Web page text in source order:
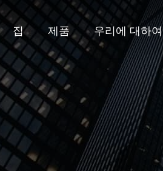
집 제품 우리에 대하여